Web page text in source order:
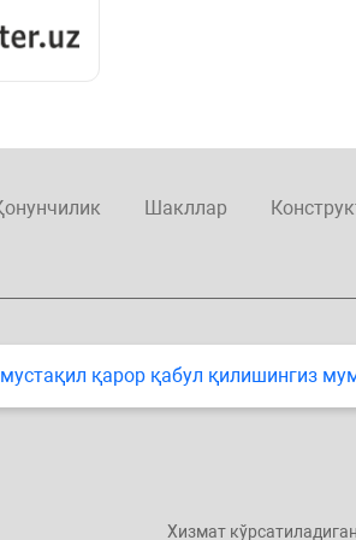
Шакллар
қарор қабул қилишингиз
Хизмат